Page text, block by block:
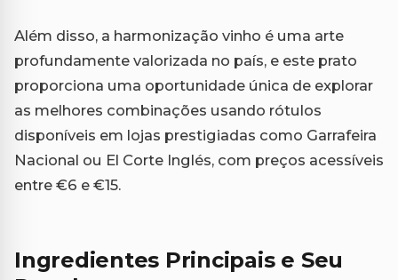
Além disso, a harmonização vinho é uma arte
profundamente valorizada no país, e este prato
proporciona uma oportunidade única de explorar
as melhores combinações usando rótulos
disponíveis em lojas prestigiadas como Garrafeira
Nacional ou El Corte Inglés, com preços acessíveis
entre €6 e €15.
Ingredientes Principais e Seu